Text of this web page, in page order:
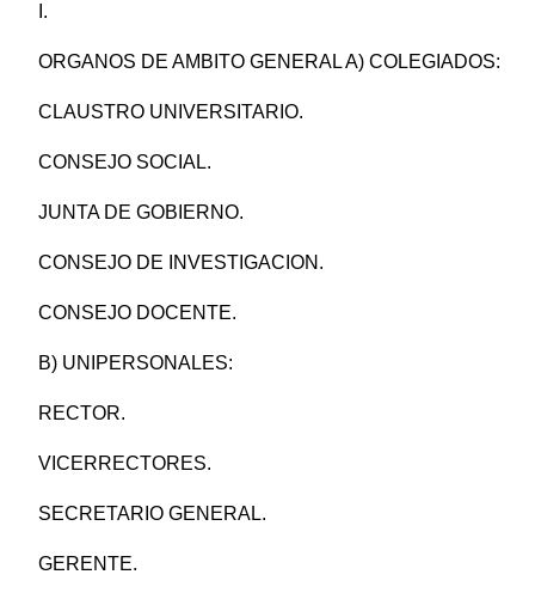
I.
ORGANOS DE AMBITO GENERAL A) COLEGIADOS:
CLAUSTRO UNIVERSITARIO.
CONSEJO SOCIAL.
JUNTA DE GOBIERNO.
CONSEJO DE INVESTIGACION.
CONSEJO DOCENTE.
B) UNIPERSONALES:
RECTOR.
VICERRECTORES.
SECRETARIO GENERAL.
GERENTE.